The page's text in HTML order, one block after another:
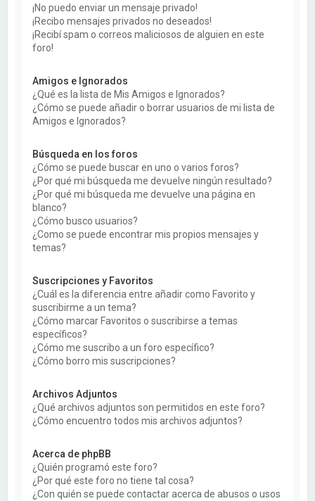
¡No puedo enviar un mensaje privado!
¡Recibo mensajes privados no deseados!
¡Recibí spam o correos maliciosos de alguien en este
foro!
Amigos e Ignorados
¿Qué es la lista de Mis Amigos e Ignorados?
¿Cómo se puede añadir o borrar usuarios de mi lista de
Amigos e Ignorados?
Búsqueda en los foros
¿Cómo se puede buscar en uno o varios foros?
¿Por qué mi búsqueda me devuelve ningún resultado?
¿Por qué mi búsqueda me devuelve una página en
blanco?
¿Cómo busco usuarios?
¿Como se puede encontrar mis propios mensajes y
temas?
Suscripciones y Favoritos
¿Cuál es la diferencia entre añadir como Favorito y
suscribirme a un tema?
¿Cómo marcar Favoritos o suscribirse a temas
específicos?
¿Cómo me suscribo a un foro específico?
¿Cómo borro mis suscripciones?
Archivos Adjuntos
¿Qué archivos adjuntos son permitidos en este foro?
¿Cómo encuentro todos mis archivos adjuntos?
Acerca de phpBB
¿Quién programó este foro?
¿Por qué este foro no tiene tal cosa?
¿Con quién se puede contactar acerca de abusos o usos